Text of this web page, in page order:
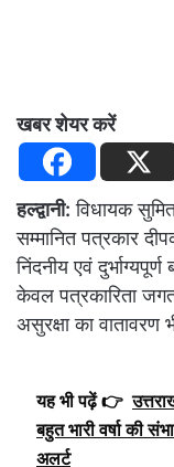
खबर शेयर करें
हल्द्वानी: विधायक
सम्मानित पत्रकार
निंदनीय एवं
केवल पत्रकारिता
असुरक्षा का वातावरण
यह भी पढ़ें 👉
बहुत भारी वर्षा की
अलर्ट